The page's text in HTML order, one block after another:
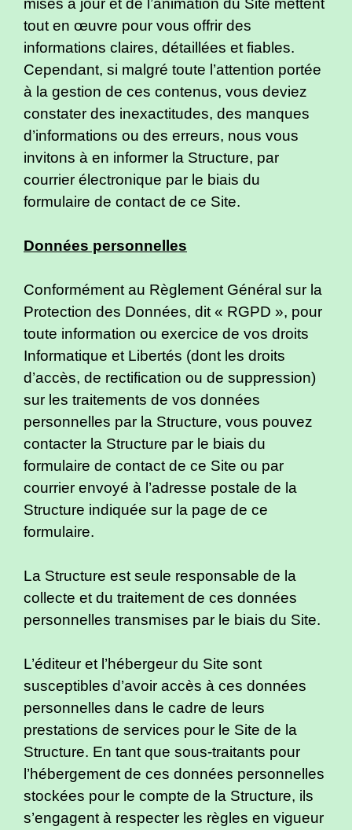
mises à jour et de l’animation du Site mettent
tout en œuvre pour vous offrir des
informations claires, détaillées et fiables.
Cependant, si malgré toute l’attention portée
à la gestion de ces contenus, vous deviez
constater des inexactitudes, des manques
d’informations ou des erreurs, nous vous
invitons à en informer la Structure, par
courrier électronique par le biais du
formulaire de contact de ce Site.
Données personnelles
Conformément au Règlement Général sur la
Protection des Données, dit « RGPD », pour
toute information ou exercice de vos droits
Informatique et Libertés (dont les droits
d’accès, de rectification ou de suppression)
sur les traitements de vos données
personnelles par la Structure, vous pouvez
contacter la Structure par le biais du
formulaire de contact de ce Site ou par
courrier envoyé à l’adresse postale de la
Structure indiquée sur la page de ce
formulaire.
La Structure est seule responsable de la
collecte et du traitement de ces données
personnelles transmises par le biais du Site.
L’éditeur et l’hébergeur du Site sont
susceptibles d’avoir accès à ces données
personnelles dans le cadre de leurs
prestations de services pour le Site de la
Structure. En tant que sous-traitants pour
l’hébergement de ces données personnelles
stockées pour le compte de la Structure, ils
s’engagent à respecter les règles en vigueur